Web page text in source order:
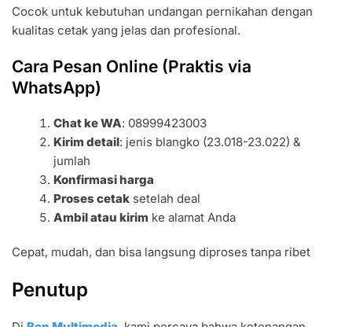
Cocok untuk kebutuhan undangan pernikahan dengan
kualitas cetak yang jelas dan profesional.
Cara Pesan Online (Praktis via
WhatsApp)
Chat ke WA: 08999423003
Kirim detail: jenis blangko (23.018-23.022) &
jumlah
Konfirmasi harga
Proses cetak setelah deal
Ambil atau kirim ke alamat Anda
Cepat, mudah, dan bisa langsung diproses tanpa ribet
Penutup